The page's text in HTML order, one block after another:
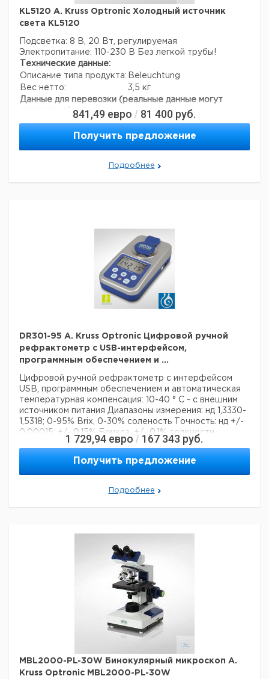
KL5120 A. Kruss Optronic Холодный источник
света KL5120
Подсветка: 8 В, 20 Вт, регулируемая
Электропитание: 110-230 В
Без легкой трубы!
Технические данные:
Описание типа продукта: Beleuchtung
Вес нетто:
3,5 кг
Данные для перевозки (реальные данные могут
Страна происхождения:Германия
Страна происхождения: Гамбург
841,49 евро / 81 400 руб.
Получить предложение
Подробнее
DR301-95 A. Kruss Optronic Цифровой ручной
рефрактометр с USB-интерфейсом,
программным обеспечением и ...
Цифровой ручной рефрактометр с интерфейсом
USB, программным обеспечением и автоматическая
температурная компенсация: 10-40 ° C - с внешним
источником питания Диапазоны измерения: нд 1,3330-
1,5318; 0-95% Brix, 0-30% соленость
Точность: нд +/-
0,00015; +/- 0,15% Брикса, +/- 0,1% солености
Разрешение:0,0001 нд; 0,1% Брикс; Соленость 0,1%
Технические данные:
Описание типа продукта:
рефрактометр
Brix
1 кг
1 729,94 евро / 167 343 руб.
Получить предложение
Подробнее
MBL2000-PL-30W Бинокулярный микроскоп A.
Kruss Optronic MBL2000-PL-30W